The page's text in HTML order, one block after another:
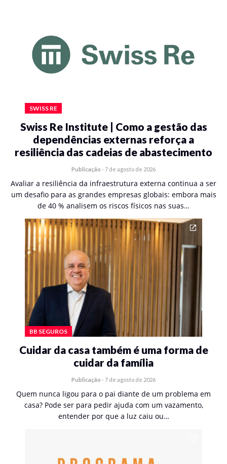
SWISS RE
Swiss Re Institute | Como a gestão das
dependências externas reforça a
resiliência das cadeias de abastecimento
Publicação - 7 de agosto de 2026
Avaliar a resiliência da infraestrutura externa continua a ser
um desafio para as grandes empresas globais: embora mais
de 40 % analisem os riscos físicos nas suas…
BB SEGUROS
Cuidar da casa também é uma forma de
cuidar da família
Publicação - 7 de agosto de 2026
Quem nunca ligou para o pai diante de um problema em
casa? Pode ser para pedir ajuda com um vazamento,
entender por que a luz caiu ou…